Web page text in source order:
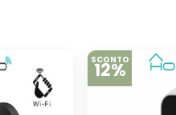
SCONTO
12%